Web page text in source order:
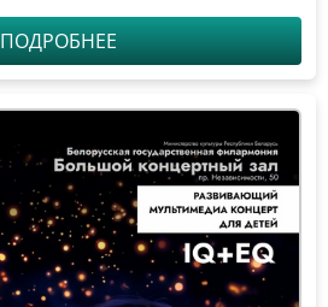
ПОДРОБНЕЕ